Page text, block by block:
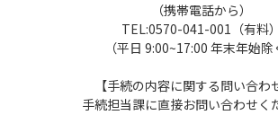
（携帯電話から）
TEL:0570-041-001（有料）
（平日 9:00~17:00 年末年始除
【手続の内容に関する問い合わ
手続担当課に直接お問い合わせく